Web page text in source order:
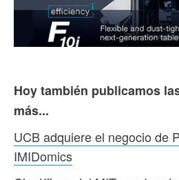
Hoy también publicamos
más...
UCB adquiere el negocio de
IMIDomics